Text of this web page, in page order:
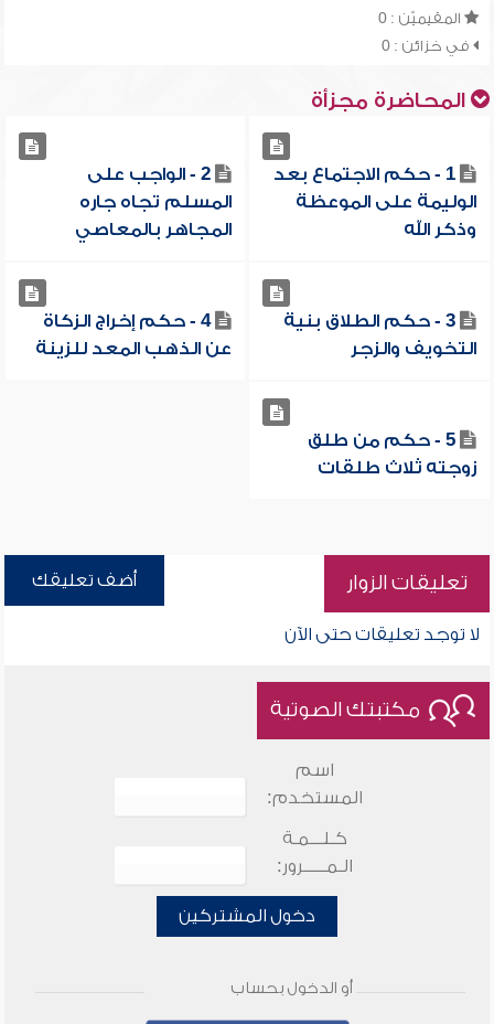
المقيميّن : 0
في خزائن : 0
المحاضرة مجزأة
1 - حكم الاجتماع بعد
الوليمة على الموعظة
وذكر الله
2 - الواجب على
المسلم تجاه جاره
المجاهر بالمعاصي
3 - حكم الطلاق بنية
التخويف والزجر
4 - حكم إخراج الزكاة
عن الذهب المعد للزينة
5 - حكم من طلق
زوجته ثلاث طلقات
تعليقات الزوار أضف تعليقك
لا توجد تعليقات حتى الآن
مكتبتك الصوتية
اسم
المستخدم:
كـلـــمـة
الـمـــــرور:
دخول المشتركين
أو الدخول بحساب